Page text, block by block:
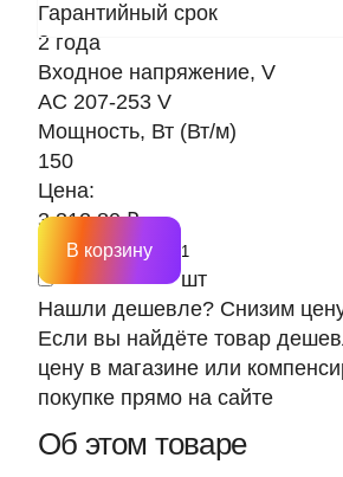
Гарантийный срок
2 года
Входное напряжение, V
AC 207-253 V
Мощность, Вт (Вт/м)
150
Цена:
3 312.80 ₽
шт
В корзину
Нашли дешевле? Снизим
Если вы найдёте товар
цену в магазине или
покупке прямо на сайте
Об этом товаре